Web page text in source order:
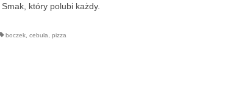
Smak, który polubi każdy.
boczek, cebula pizza